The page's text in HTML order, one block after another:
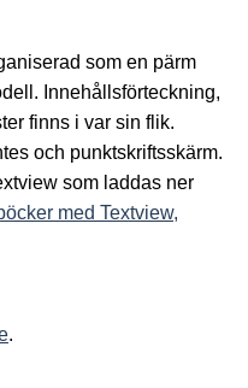
som en pärm
Innehållsförteckning,
finns i var sin flik.
och punktskriftsskärm.
som laddas ner
med Textview,
.